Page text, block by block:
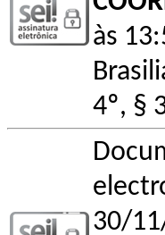
às
4º, §
30/